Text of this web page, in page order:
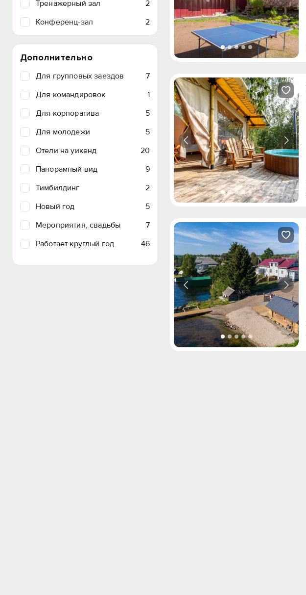
Тренажерный зал
2
Конференц-зал
2
Дополнительно
Для групповых заездов
7
Для командировок
1
Для корпоратива
5
Для молодежи
5
Отели на уикенд
20
Панорамный вид
9
Тимбилдинг
2
Новый год
5
Мероприятия, свадьбы
7
Работает круглый год
46